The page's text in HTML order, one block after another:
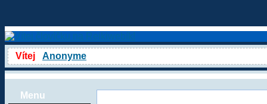
Vítej Anonyme
Menu